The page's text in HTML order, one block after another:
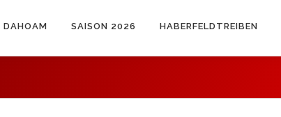
DAHOAM SAISON 2026 HABERFELDTREIBEN